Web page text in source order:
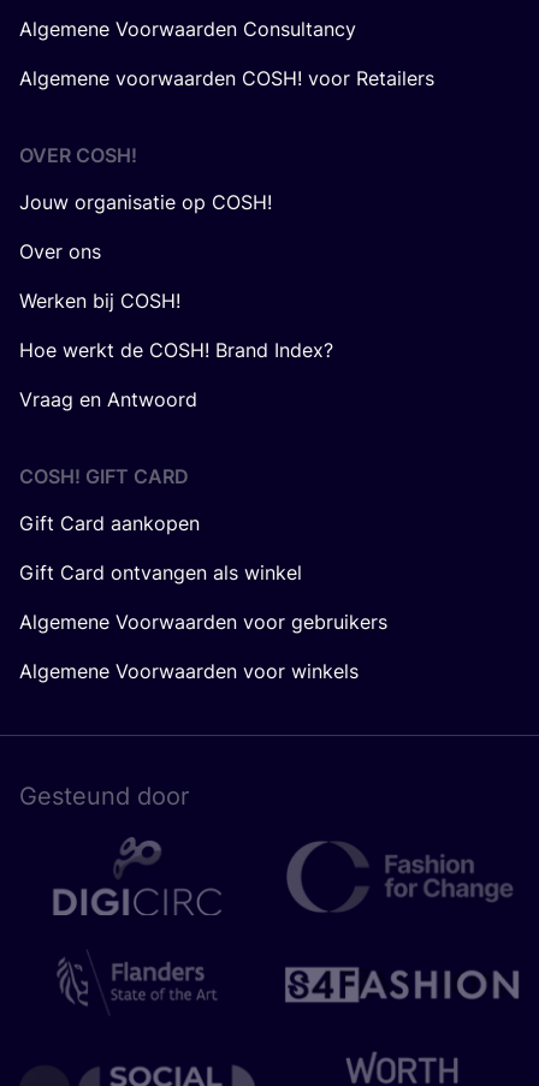
Algemene Voorwaarden Consultancy
Algemene voorwaarden COSH! voor Retailers
OVER COSH!
Jouw organisatie op COSH!
Over ons
Werken bij COSH!
Hoe werkt de COSH! Brand Index?
Vraag en Antwoord
COSH! GIFT CARD
Gift Card aankopen
Gift Card ontvangen als winkel
Algemene Voorwaarden voor gebruikers
Algemene Voorwaarden voor winkels
Gesteund door